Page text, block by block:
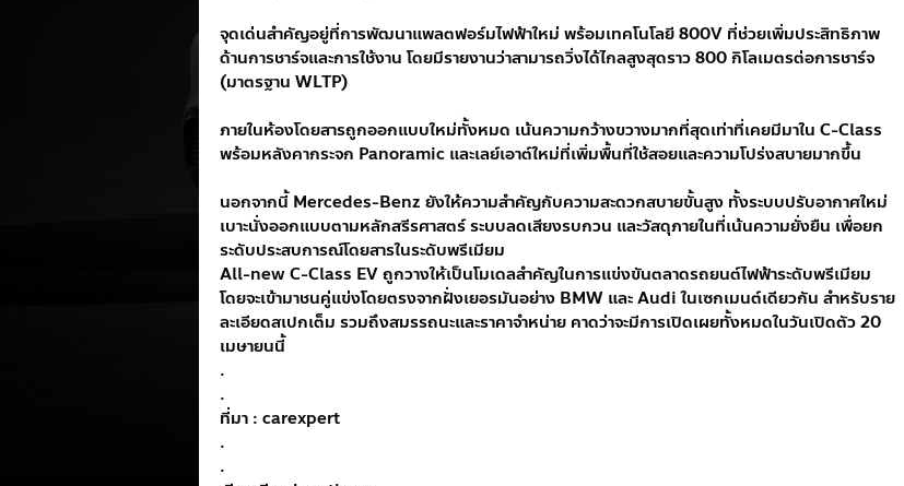
จุดเด่นสำคัญอยู่ที่การพัฒนาแพลตฟอร์มไฟฟ้าใหม่ พร้อมเทคโนโลยี 800V ที่ช่วยเพิ่มประสิทธิภาพ
ด้านการชาร์จและการใช้งาน โดยมีรายงานว่าสามารถวิ่งได้ไกลสูงสุดราว 800 กิโลเมตรต่อการชาร์จ
(มาตรฐาน WLTP)
ภายในห้องโดยสารถูกออกแบบใหม่ทั้งหมด เน้นความกว้างขวางมากที่สุดเท่าที่เคยมีมาใน C-Class
พร้อมหลังคากระจก Panoramic และเลย์เอาต์ใหม่ที่เพิ่มพื้นที่ใช้สอยและความโปร่งสบายมากขึ้น
นอกจากนี้ Mercedes-Benz ยังให้ความสำคัญกับความสะดวกสบายขั้นสูง ทั้งระบบปรับอากาศใหม่
เบาะนั่งออกแบบตามหลักสรีรศาสตร์ ระบบลดเสียงรบกวน และวัสดุภายในที่เน้นความยั่งยืน เพื่อยก
ระดับประสบการณ์โดยสารในระดับพรีเมียม
All-new C-Class EV ถูกวางให้เป็นโมเดลสำคัญในการแข่งขันตลาดรถยนต์ไฟฟ้าระดับพรีเมียม
โดยจะเข้ามาชนคู่แข่งโดยตรงจากฝั่งเยอรมันอย่าง BMW และ Audi ในเซกเมนต์เดียวกัน สำหรับราย
ละเอียดสเปกเต็ม รวมถึงสมรรถนะและราคาจำหน่าย คาดว่าจะมีการเปิดเผยทั้งหมดในวันเปิดตัว 20
เมษายนนี้
.
.
ที่มา : carexpert
.
.